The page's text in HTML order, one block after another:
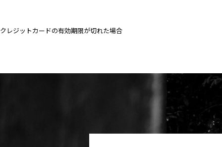
クレジットカードの有効期限が切れた場合